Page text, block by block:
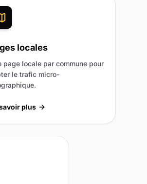
locales
page locale par commune pour
le trafic micro-
plus